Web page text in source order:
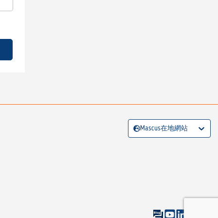
Mascus在地網站